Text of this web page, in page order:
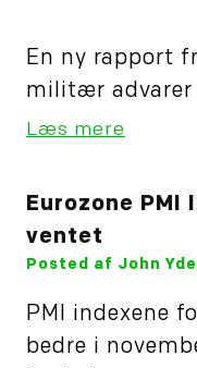
En ny rapport
militær advarer
Læs mere
Eurozone PMI
ventet
Posted af John
PMI indexene
bedre i